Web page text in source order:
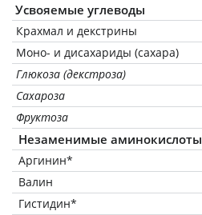
Усвояемые углеводы
Крахмал и декстрины
Моно- и дисахариды (сахара)
Глюкоза (декстроза)
Сахароза
Фруктоза
Незаменимые аминокислоты
Аргинин*
Валин
Гистидин*